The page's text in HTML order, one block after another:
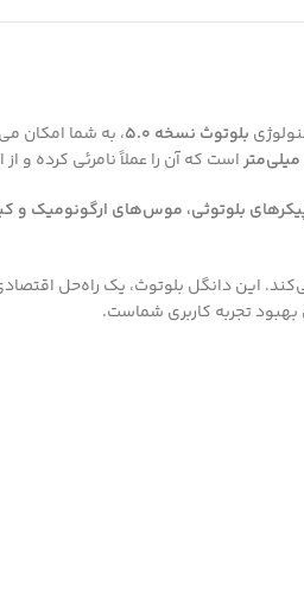
بلوتوث نسخه 5.0
، به شما امکان
است که آن را عملاً نامرئی کرده
بلوتوثی، موس‌های ارگونومیک و
این دانگل بلوتوث، یک راه‌حل